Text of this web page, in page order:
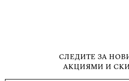
СЛЕДИТЕ ЗА
АКЦИЯМИ И